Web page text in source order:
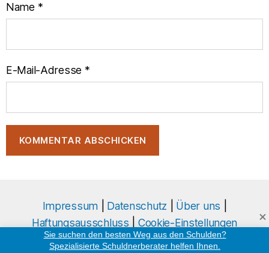
Name *
E-Mail-Adresse *
Impressum Datenschutz Über uns
Haftungsausschluss| Cookie-Einstellungen
Sie suchen den besten Weg aus den Schulden?
Spezialisierte Schuldnerberater helfen Ihnen.